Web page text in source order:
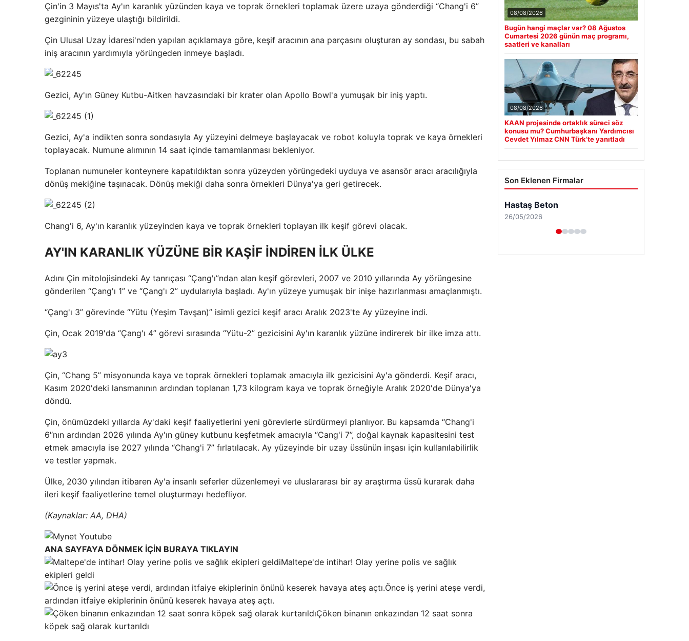
Çin'in 3 Mayıs'ta Ay'ın karanlık yüzünden kaya ve toprak örnekleri toplamak üzere uzaya gönderdiği “Chang'i 6”
gezgininin yüzeye ulaştığı bildirildi.
Çin Ulusal Uzay İdaresi'nden yapılan açıklamaya göre, keşif aracının ana parçasını oluşturan ay sondası, bu sabah
iniş aracının yardımıyla yörüngeden inmeye başladı.
Gezici, Ay'ın Güney Kutbu-Aitken havzasındaki bir krater olan Apollo Bowl'a yumuşak bir iniş yaptı.
Gezici, Ay'a indikten sonra sondasıyla Ay yüzeyini delmeye başlayacak ve robot koluyla toprak ve kaya örnekleri
toplayacak. Numune alımının 14 saat içinde tamamlanması bekleniyor.
Toplanan numuneler konteynere kapatıldıktan sonra yüzeyden yörüngedeki uyduya ve asansör aracı aracılığıyla
dönüş mekiğine taşınacak. Dönüş mekiği daha sonra örnekleri Dünya'ya geri getirecek.
Chang'i 6, Ay'ın karanlık yüzeyinden kaya ve toprak örnekleri toplayan ilk keşif görevi olacak.
AY'IN KARANLIK YÜZÜNE BİR KAŞİF İNDİREN İLK ÜLKE
Adını Çin mitolojisindeki Ay tanrıçası “Çang'ı”ndan alan keşif görevleri, 2007 ve 2010 yıllarında Ay yörüngesine
gönderilen “Çang'ı 1” ve “Çang'ı 2” uydularıyla başladı. Ay'ın yüzeye yumuşak bir inişe hazırlanması amaçlanmıştı.
“Çang'ı 3” görevinde “Yütu (Yeşim Tavşan)” isimli gezici keşif aracı Aralık 2023'te Ay yüzeyine indi.
Çin, Ocak 2019'da “Çang'ı 4” görevi sırasında “Yütu-2” gezicisini Ay'ın karanlık yüzüne indirerek bir ilke imza attı.
Çin, “Chang 5” misyonunda kaya ve toprak örnekleri toplamak amacıyla ilk gezicisini Ay'a gönderdi. Keşif aracı,
Kasım 2020'deki lansmanının ardından toplanan 1,73 kilogram kaya ve toprak örneğiyle Aralık 2020'de Dünya'ya
döndü.
Çin, önümüzdeki yıllarda Ay'daki keşif faaliyetlerini yeni görevlerle sürdürmeyi planlıyor. Bu kapsamda “Chang'i
6″nın ardından 2026 yılında Ay'ın güney kutbunu keşfetmek amacıyla “Cang'i 7”, doğal kaynak kapasitesini test
etmek amacıyla ise 2027 yılında “Chang'i 7” fırlatılacak. Ay yüzeyinde bir uzay üssünün inşası için kullanılabilirlik
ve testler yapmak.
Ülke, 2030 yılından itibaren Ay'a insanlı seferler düzenlemeyi ve uluslararası bir ay araştırma üssü kurarak daha
ileri keşif faaliyetlerine temel oluşturmayı hedefliyor.
(Kaynaklar: AA, DHA)
ANA SAYFAYA DÖNMEK İÇİN BURAYA TIKLAYIN
Maltepe'de intihar! Olay yerine polis ve sağlık
ekipleri geldi
Önce iş yerini ateşe verdi,
ardından itfaiye ekiplerinin önünü keserek havaya ateş açtı.
Çöken binanın enkazından 12 saat sonra
köpek sağ olarak kurtarıldı
08/08/2026
Bugün hangi maçlar var? 08 Ağustos
Cumartesi 2026 günün maç programı,
saatleri ve kanalları
08/08/2026
KAAN projesinde ortaklık süreci söz
konusu mu? Cumhurbaşkanı Yardımcısı
Cevdet Yılmaz CNN Türk’te yanıtladı
Son Eklenen Firmalar